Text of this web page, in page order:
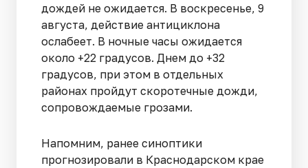
дождей не ожидается. В воскресенье, 9
августа, действие антициклона
ослабеет. В ночные часы ожидается
около +22 градусов. Днем до +32
градусов, при этом в отдельных
районах пройдут скоротечные дожди,
сопровождаемые грозами.
Напомним, ранее синоптики
прогнозировали в Краснодарском крае